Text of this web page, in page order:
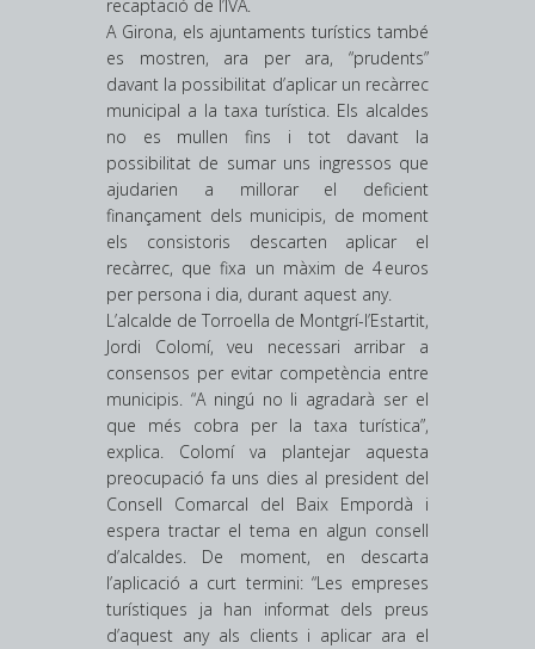
recaptació de l’IVA.
A Girona, els ajuntaments turístics també
es mostren, ara per ara, “prudents”
davant la possibilitat d’aplicar un recàrrec
municipal a la taxa turística. Els alcaldes
no es mullen fins i tot davant la
possibilitat de sumar uns ingressos que
ajudarien a millorar el deficient
finançament dels municipis, de moment
els consistoris descarten aplicar el
recàrrec, que fixa un màxim de 4 euros
per persona i dia, durant aquest any.
L’alcalde de Torroella de Montgrí-l’Estartit,
Jordi Colomí, veu necessari arribar a
consensos per evitar competència entre
municipis. “A ningú no li agradarà ser el
que més cobra per la taxa turística”,
explica. Colomí va plantejar aquesta
preocupació fa uns dies al president del
Consell Comarcal del Baix Empordà i
espera tractar el tema en algun consell
d’alcaldes. De moment, en descarta
l’aplicació a curt termini: “Les empreses
turístiques ja han informat dels preus
d’aquest any als clients i aplicar ara el